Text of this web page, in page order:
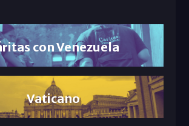
con Venezuela
Vaticano